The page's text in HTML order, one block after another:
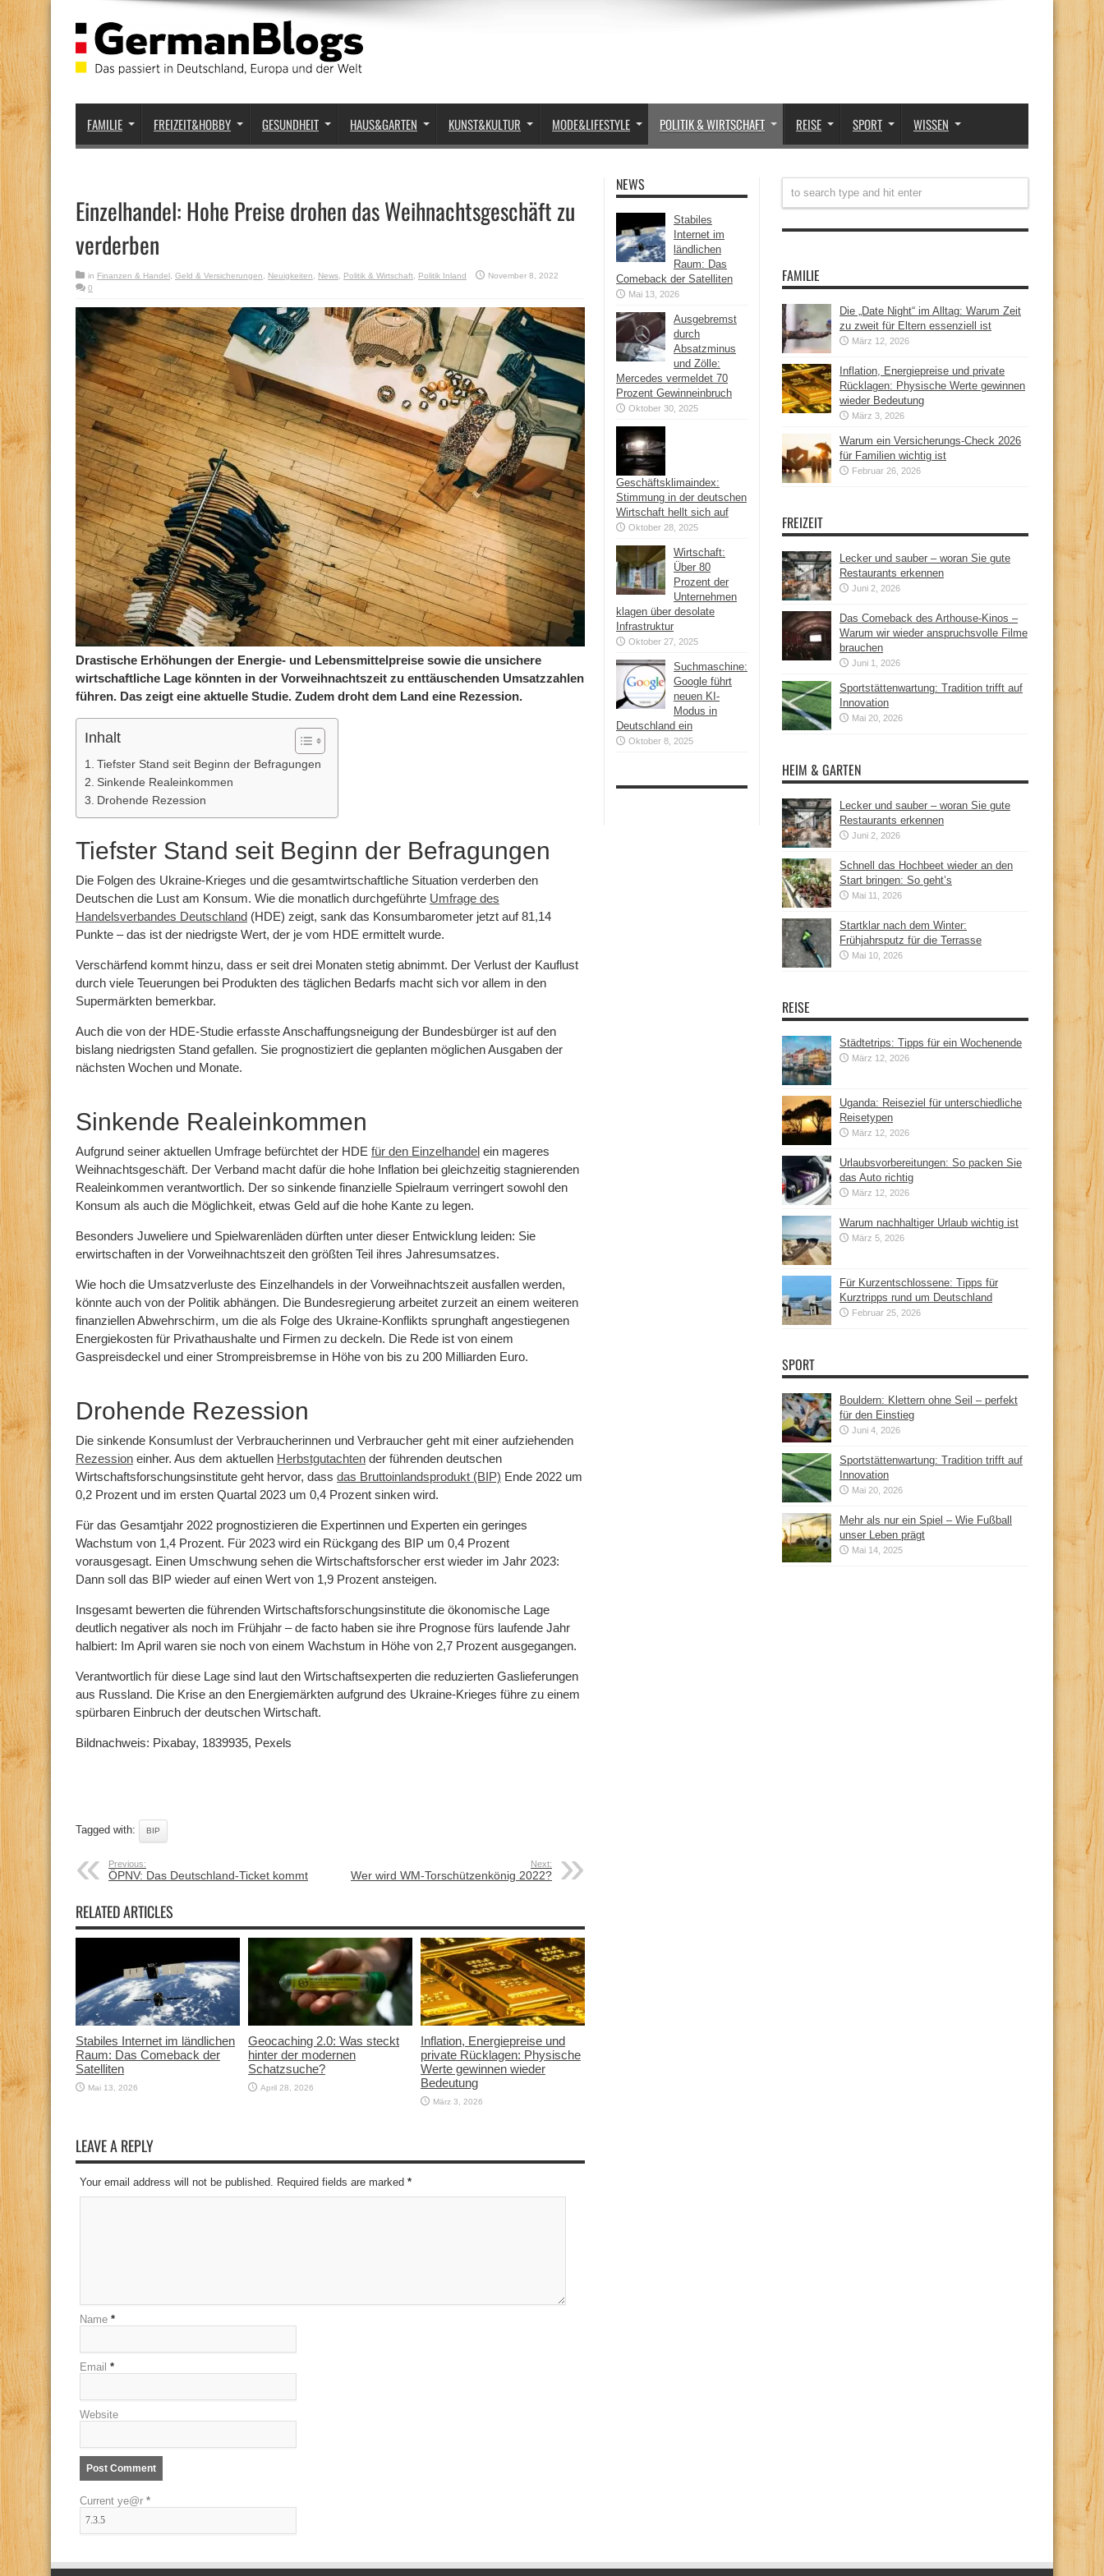
FAMILIE FREIZEIT&HOBBY GESUNDHEIT HAUS&GARTEN KUNST&KULTUR MODE&LIFESTYLE POLITIK & WIRTSCHAFT REISE SPORT WISSEN
Einzelhandel: Hohe Preise drohen das Weihnachtsgeschäft zu
verderben
in Finanzen & Handel Geld & Versicherungen Neuigkeiten News Politik & Wirtschaft Politik Inland
November 8, 2022
0
Drastische Erhöhungen der Energie- und Lebensmittelpreise sowie die unsichere
wirtschaftliche Lage könnten in der Vorweihnachtszeit zu enttäuschenden Umsatzzahlen
führen. Das zeigt eine aktuelle Studie. Zudem droht dem Land eine Rezession.
Inhalt
Tiefster Stand seit Beginn der Befragungen
Sinkende Realeinkommen
Drohende Rezession
Tiefster Stand seit Beginn der Befragungen
Die Folgen des Ukraine-Krieges und die gesamtwirtschaftliche Situation verderben den
Deutschen die Lust am Konsum. Wie die monatlich durchgeführte Umfrage des
Handelsverbandes Deutschland (HDE) zeigt, sank das Konsumbarometer jetzt auf 81,14
Punkte – das ist der niedrigste Wert, der je vom HDE ermittelt wurde.
Verschärfend kommt hinzu, dass er seit drei Monaten stetig abnimmt. Der Verlust der Kauflust
durch viele Teuerungen bei Produkten des täglichen Bedarfs macht sich vor allem in den
Supermärkten bemerkbar.
Auch die von der HDE-Studie erfasste Anschaffungsneigung der Bundesbürger ist auf den
bislang niedrigsten Stand gefallen. Sie prognostiziert die geplanten möglichen Ausgaben der
nächsten Wochen und Monate.
Sinkende Realeinkommen
Aufgrund seiner aktuellen Umfrage befürchtet der HDE für den Einzelhandel ein mageres
Weihnachtsgeschäft. Der Verband macht dafür die hohe Inflation bei gleichzeitig stagnierenden
Realeinkommen verantwortlich. Der so sinkende finanzielle Spielraum verringert sowohl den
Konsum als auch die Möglichkeit, etwas Geld auf die hohe Kante zu legen.
Besonders Juweliere und Spielwarenläden dürften unter dieser Entwicklung leiden: Sie
erwirtschaften in der Vorweihnachtszeit den größten Teil ihres Jahresumsatzes.
Wie hoch die Umsatzverluste des Einzelhandels in der Vorweihnachtszeit ausfallen werden,
könnte auch von der Politik abhängen. Die Bundesregierung arbeitet zurzeit an einem weiteren
finanziellen Abwehrschirm, um die als Folge des Ukraine-Konflikts sprunghaft angestiegenen
Energiekosten für Privathaushalte und Firmen zu deckeln. Die Rede ist von einem
Gaspreisdeckel und einer Strompreisbremse in Höhe von bis zu 200 Milliarden Euro.
Drohende Rezession
Die sinkende Konsumlust der Verbraucherinnen und Verbraucher geht mit einer aufziehenden
Rezession einher. Aus dem aktuellen Herbstgutachten der führenden deutschen
Wirtschaftsforschungsinstitute geht hervor, dass das Bruttoinlandsprodukt (BIP) Ende 2022 um
0,2 Prozent und im ersten Quartal 2023 um 0,4 Prozent sinken wird.
Für das Gesamtjahr 2022 prognostizieren die Expertinnen und Experten ein geringes
Wachstum von 1,4 Prozent. Für 2023 wird ein Rückgang des BIP um 0,4 Prozent
vorausgesagt. Einen Umschwung sehen die Wirtschaftsforscher erst wieder im Jahr 2023:
Dann soll das BIP wieder auf einen Wert von 1,9 Prozent ansteigen.
Insgesamt bewerten die führenden Wirtschaftsforschungsinstitute die ökonomische Lage
deutlich negativer als noch im Frühjahr – de facto haben sie ihre Prognose fürs laufende Jahr
halbiert: Im April waren sie noch von einem Wachstum in Höhe von 2,7 Prozent ausgegangen.
Verantwortlich für diese Lage sind laut den Wirtschaftsexperten die reduzierten Gaslieferungen
aus Russland. Die Krise an den Energiemärkten aufgrund des Ukraine-Krieges führe zu einem
spürbaren Einbruch der deutschen Wirtschaft.
Bildnachweis: Pixabay, 1839935, Pexels
Tagged with: BIP
Previous:
ÖPNV: Das Deutschland-Ticket kommt
Next:
Wer wird WM-Torschützenkönig 2022?
RELATED ARTICLES
Stabiles Internet im ländlichen
Raum: Das Comeback der
Satelliten
Mai 13, 2026
Geocaching 2.0: Was steckt
hinter der modernen
Schatzsuche?
April 28, 2026
Inflation, Energiepreise und
private Rücklagen: Physische
Werte gewinnen wieder
Bedeutung
März 3, 2026
LEAVE A REPLY
Your email address will not be published. Required fields are marked *
Name *
Email *
Website
Current ye@r *
NEWS
Stabiles
Internet im
ländlichen
Raum: Das
Comeback der Satelliten
Mai 13, 2026
Ausgebremst
durch
Absatzminus
und Zölle:
Mercedes vermeldet 70
Prozent Gewinneinbruch
Oktober 30, 2025
Geschäftsklimaindex:
Stimmung in der deutschen
Wirtschaft hellt sich auf
Oktober 28, 2025
Wirtschaft:
Über 80
Prozent der
Unternehmen
klagen über desolate
Infrastruktur
Oktober 27, 2025
Suchmaschine:
Google führt
neuen KI-
Modus in
Deutschland ein
Oktober 8, 2025
FAMILIE
Die „Date Night“ im Alltag: Warum Zeit
zu zweit für Eltern essenziell ist
März 12, 2026
Inflation, Energiepreise und private
Rücklagen: Physische Werte gewinnen
wieder Bedeutung
März 3, 2026
Warum ein Versicherungs-Check 2026
für Familien wichtig ist
Februar 26, 2026
FREIZEIT
Lecker und sauber – woran Sie gute
Restaurants erkennen
Juni 2, 2026
Das Comeback des Arthouse-Kinos –
Warum wir wieder anspruchsvolle Filme
brauchen
Juni 1, 2026
Sportstättenwartung: Tradition trifft auf
Innovation
Mai 20, 2026
HEIM & GARTEN
Lecker und sauber – woran Sie gute
Restaurants erkennen
Juni 2, 2026
Schnell das Hochbeet wieder an den
Start bringen: So geht’s
Mai 11, 2026
Startklar nach dem Winter:
Frühjahrsputz für die Terrasse
Mai 10, 2026
REISE
Städtetrips: Tipps für ein Wochenende
März 12, 2026
Uganda: Reiseziel für unterschiedliche
Reisetypen
März 12, 2026
Urlaubsvorbereitungen: So packen Sie
das Auto richtig
März 12, 2026
Warum nachhaltiger Urlaub wichtig ist
März 5, 2026
Für Kurzentschlossene: Tipps für
Kurztripps rund um Deutschland
Februar 25, 2026
SPORT
Bouldern: Klettern ohne Seil – perfekt
für den Einstieg
Juni 4, 2026
Sportstättenwartung: Tradition trifft auf
Innovation
Mai 20, 2026
Mehr als nur ein Spiel – Wie Fußball
unser Leben prägt
Mai 14, 2025